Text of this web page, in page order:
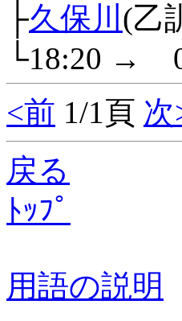
├久保川 (乙
└18:20 →
<前 1/1頁 次
戻る
ﾄｯﾌﾟ
用語の説明